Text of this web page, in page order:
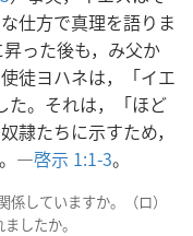
仕方で真理を語りま
った後も，み父か
徒ヨハネは，「イエ
た。それは，「ほど
隷たちに示すため，
。―啓示 1:1-3。
していますか。（ロ）
したか。